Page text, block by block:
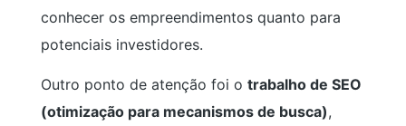
conhecer os empreendimentos quanto para
potenciais investidores.
Outro ponto de atenção foi o trabalho de SEO
(otimização para mecanismos de busca),